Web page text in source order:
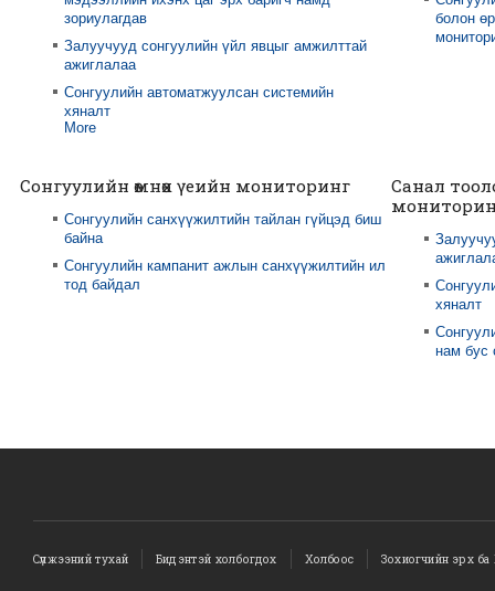
зориулагдав
Залуучууд сонгуулийн үйл явцыг амжилттай
ажиглалаа
Сонгуулийн автоматжуулсан системийн
хяналт
More
болон
Сонгуулийн өмнөх үеийн мониторинг
Сонгуулийн санхүүжилтийн тайлан гүйцэд биш
байна
Сонгуулийн кампанит ажлын санхүүжилтийн ил
тод байдал
Санал
хяналт
нам бус
Сүлжээний тухай Бидэнтэй холбогдох Холбоос Зохиогчийн эрх